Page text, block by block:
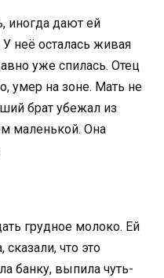
иногда дают ей
неё осталась живая
уже спилась. Отец
умер на зоне. Мать не
брат убежал из
маленькой. Она
грудное молоко. Ей
что это
банку, выпила чуть-